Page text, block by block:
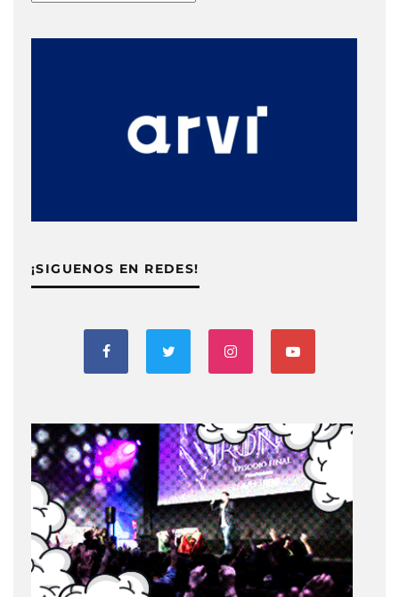
¡SIGUENOS EN REDES!